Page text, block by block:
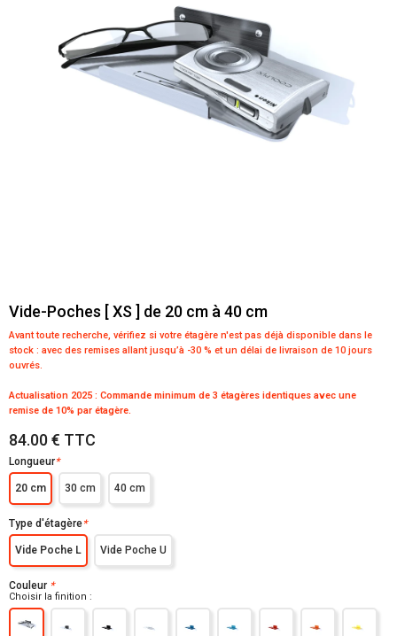
Vide-Poches [ XS ] de 20 cm à 40 cm
Avant toute recherche, vérifiez si votre étagère n'est pas déjà disponible dans le
stock : avec des remises allant jusqu’à -30 % et un délai de livraison de 10 jours
ouvrés.
Actualisation 2025 : Commande minimum de 3 étagères identiques avec une
remise de 10% par étagère.
84.00 € TTC
Longueur*
20 cm 30 cm 40 cm
Type d'étagère*
Vide Poche L Vide Poche U
Couleur *
Choisir la finition :